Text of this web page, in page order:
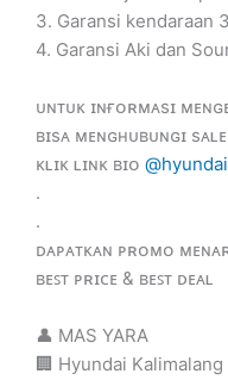
3. Garansi kendaraan
4. Garansi Aki dan
ᴜɴᴛᴜᴋ ɪɴғᴏʀᴍᴀsɪ
ʙɪsᴀ ᴍᴇɴɢʜᴜʙᴜɴɢɪ
ᴋʟɪᴋ ʟɪɴᴋ ʙɪᴏ
.
.
ᴅᴀᴘᴀᴛᴋᴀɴ ᴘʀᴏᴍᴏ
ʙᴇꜱᴛ ᴘʀɪᴄᴇ & ʙᴇꜱᴛ ᴅᴇᴀʟ
👤 MAS YARA
🏢 Hyundai Kalimalang